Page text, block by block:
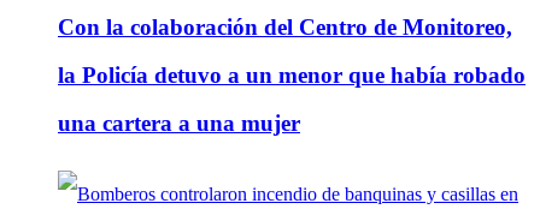
Con la colaboración del Centro de Monitoreo,
la Policía detuvo a un menor que había robado
una cartera a una mujer